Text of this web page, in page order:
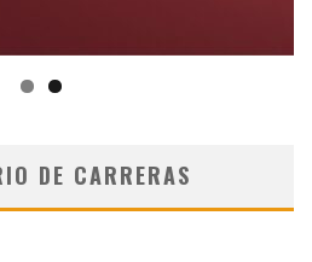
DE CARRERAS